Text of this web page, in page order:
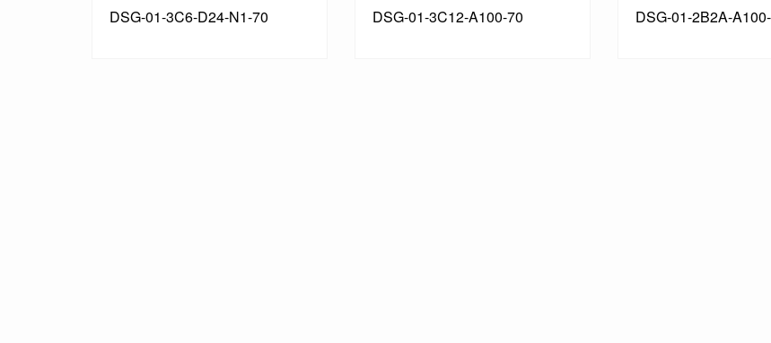
DSG-01-3C6-D24-N1-70 DSG-01-3C12-A100-70 DSG-01-2B2A-